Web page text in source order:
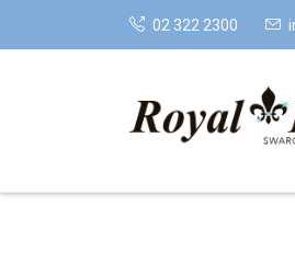
02 322 2300